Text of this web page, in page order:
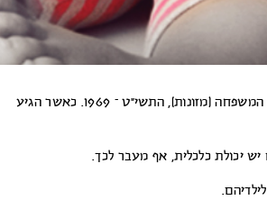
ילדים עד גיל 18 זכאים למזונות מכוח הדין היהודי, תקנות הרבנות הראשית והחוק לתיקון דיני המשפחה (מזונות), התשי”ט – 1969. כאשר הגיע
יש יכולת כלכלית, אף מעבר לכך.